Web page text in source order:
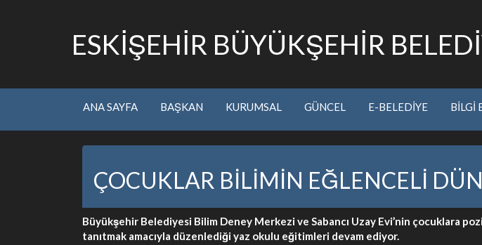
ESKİŞEHİR BÜYÜKŞEHİR
ANA SAYFA BAŞKAN KURUMSAL GÜNCEL E-BELEDİYE BİLGİ
ÇOCUKLAR BİLİMİN EĞLENCELİ
Büyükşehir Belediyesi Bilim Deney Merkezi ve Sabancı Uzay Evi’nin çocuklara
tanıtmak amacıyla düzenlediği yaz okulu eğitimleri devam ediyor.